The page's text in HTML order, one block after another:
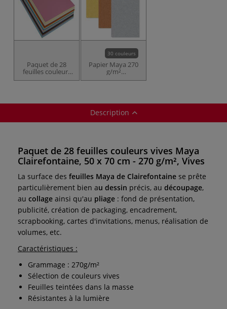
Paquet de 28
feuilles couleurs
pastel Maya
30 couleurs
Papier Maya 270
g/m²
Clairefontaine
Description
Paquet de 28 feuilles couleurs vives Maya
Clairefontaine, 50 x 70 cm - 270 g/m², Vives
La surface des feuilles Maya de Clairefontaine se prête
particulièrement bien au dessin précis, au découpage,
au collage ainsi qu'au pliage : fond de présentation,
publicité, création de packaging, encadrement,
scrapbooking, cartes d'invitations, menus, réalisation de
volumes, etc.
Caractéristiques :
Grammage : 270g/m²
Sélection de couleurs vives
Feuilles teintées dans la masse
Résistantes à la lumière